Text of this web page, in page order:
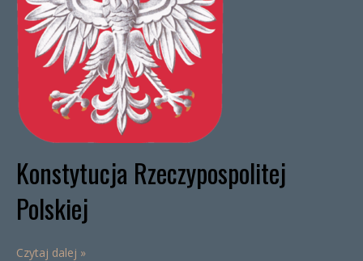
Konstytucja Rzeczypospolitej
Polskiej
Czytaj dalej »